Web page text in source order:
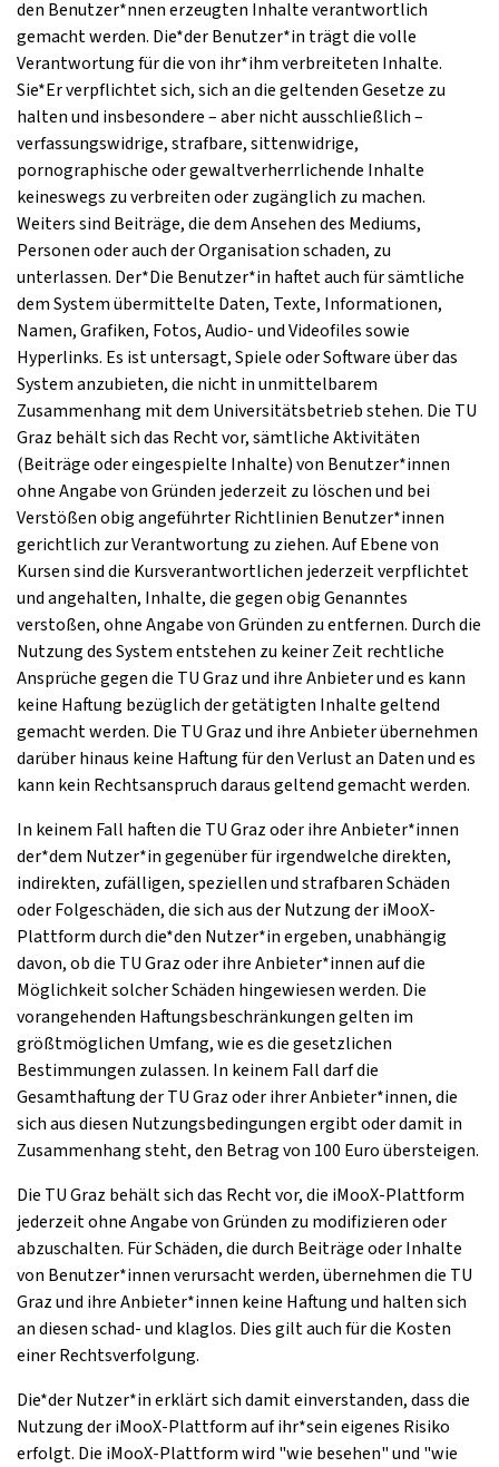
den Benutzer*nnen erzeugten Inhalte verantwortlich
gemacht werden. Die*der Benutzer*in trägt die volle
Verantwortung für die von ihr*ihm verbreiteten Inhalte.
Sie*Er verpflichtet sich, sich an die geltenden Gesetze zu
halten und insbesondere – aber nicht ausschließlich –
verfassungswidrige, strafbare, sittenwidrige,
pornographische oder gewaltverherrlichende Inhalte
keineswegs zu verbreiten oder zugänglich zu machen.
Weiters sind Beiträge, die dem Ansehen des Mediums,
Personen oder auch der Organisation schaden, zu
unterlassen. Der*Die Benutzer*in haftet auch für sämtliche
dem System übermittelte Daten, Texte, Informationen,
Namen, Grafiken, Fotos, Audio- und Videofiles sowie
Hyperlinks. Es ist untersagt, Spiele oder Software über das
System anzubieten, die nicht in unmittelbarem
Zusammenhang mit dem Universitätsbetrieb stehen. Die TU
Graz behält sich das Recht vor, sämtliche Aktivitäten
(Beiträge oder eingespielte Inhalte) von Benutzer*innen
ohne Angabe von Gründen jederzeit zu löschen und bei
Verstößen obig angeführter Richtlinien Benutzer*innen
gerichtlich zur Verantwortung zu ziehen. Auf Ebene von
Kursen sind die Kursverantwortlichen jederzeit verpflichtet
und angehalten, Inhalte, die gegen obig Genanntes
verstoßen, ohne Angabe von Gründen zu entfernen. Durch die
Nutzung des System entstehen zu keiner Zeit rechtliche
Ansprüche gegen die TU Graz und ihre Anbieter und es kann
keine Haftung bezüglich der getätigten Inhalte geltend
gemacht werden. Die TU Graz und ihre Anbieter übernehmen
darüber hinaus keine Haftung für den Verlust an Daten und es
kann kein Rechtsanspruch daraus geltend gemacht werden.
In keinem Fall haften die TU Graz oder ihre Anbieter*innen
der*dem Nutzer*in gegenüber für irgendwelche direkten,
indirekten, zufälligen, speziellen und strafbaren Schäden
oder Folgeschäden, die sich aus der Nutzung der iMooX-
Plattform durch die*den Nutzer*in ergeben, unabhängig
davon, ob die TU Graz oder ihre Anbieter*innen auf die
Möglichkeit solcher Schäden hingewiesen werden. Die
vorangehenden Haftungsbeschränkungen gelten im
größtmöglichen Umfang, wie es die gesetzlichen
Bestimmungen zulassen. In keinem Fall darf die
Gesamthaftung der TU Graz oder ihrer Anbieter*innen, die
sich aus diesen Nutzungsbedingungen ergibt oder damit in
Zusammenhang steht, den Betrag von 100 Euro übersteigen.
Die TU Graz behält sich das Recht vor, die iMooX-Plattform
jederzeit ohne Angabe von Gründen zu modifizieren oder
abzuschalten. Für Schäden, die durch Beiträge oder Inhalte
von Benutzer*innen verursacht werden, übernehmen die TU
Graz und ihre Anbieter*innen keine Haftung und halten sich
an diesen schad- und klaglos. Dies gilt auch für die Kosten
einer Rechtsverfolgung.
Die*der Nutzer*in erklärt sich damit einverstanden, dass die
Nutzung der iMooX-Plattform auf ihr*sein eigenes Risiko
erfolgt. Die iMooX-Plattform wird "wie besehen" und "wie